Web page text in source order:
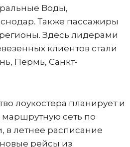
Воды,
Также пассажиры
Здесь лидерами
клиентов стали
Пермь, Санкт-
лоукостера планирует и
сеть по
в летнее расписание
рейсы из